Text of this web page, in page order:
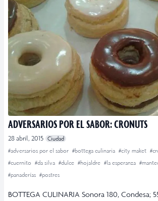
ADVERSARIOS POR EL SABOR: CRONUTS
28 abril, 2015 Ciudad
#adversarios por el sabor #bottega culinaria #city maket
#cuernito #da silva #dulce #hojaldre #la esperanza
#panaderías #postres
BOTTEGA CULINARIA Sonora 180, Condesa;